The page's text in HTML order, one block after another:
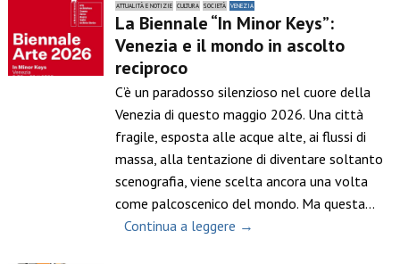
ATTUALITÀ E NOTIZIE CULTURA SOCIETÀ VENEZIA
La Biennale “In Minor Keys”:
Venezia e il mondo in ascolto
reciproco
C’è un paradosso silenzioso nel cuore della
Venezia di questo maggio 2026. Una città
fragile, esposta alle acque alte, ai flussi di
massa, alla tentazione di diventare soltanto
scenografia, viene scelta ancora una volta
come palcoscenico del mondo. Ma questa…
Continua a leggere →